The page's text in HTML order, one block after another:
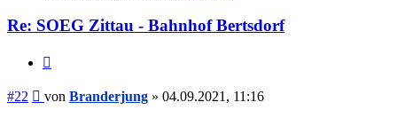
Re: SOEG Zittau - Bahnhof Bertsdorf
#22 Beitrag
von Branderjung » 04.09.2021, 11:16